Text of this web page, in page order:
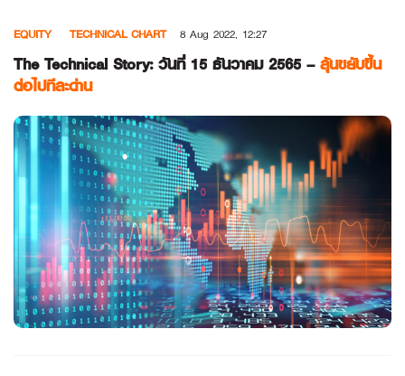
content
EQUITY TECHNICAL CHART 8 Aug 2022, 12:27
The Technical Story: วันที่ 15 ธันวาคม 2565 –ลุ้นขยับขึ้น
ต่อไปทีละด่าน